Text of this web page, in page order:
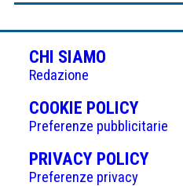
CHI SIAMO
Redazione
COOKIE POLICY(APRE
IN
UNA
NUOVA
Preferenze pubblicitarie
PRIVACY POLICY(APRE
Preferenze privacy